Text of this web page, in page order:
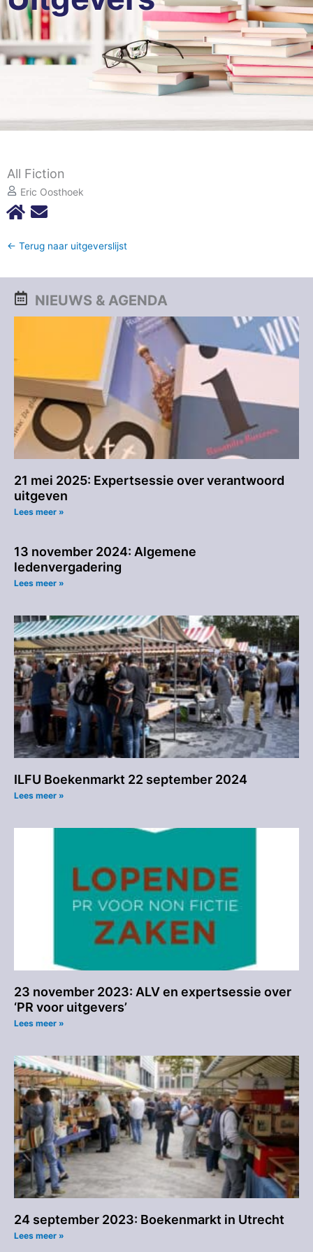
All Fiction
Eric Oosthoek
← Terug naar uitgeverslijst
NIEUWS & AGENDA
21 mei 2025: Expertsessie over verantwoord
uitgeven
Lees meer »
13 november 2024: Algemene
ledenvergadering
Lees meer »
ILFU Boekenmarkt 22 september 2024
Lees meer »
23 november 2023: ALV en expertsessie over
‘PR voor uitgevers’
Lees meer »
24 september 2023: Boekenmarkt in Utrecht
Lees meer »